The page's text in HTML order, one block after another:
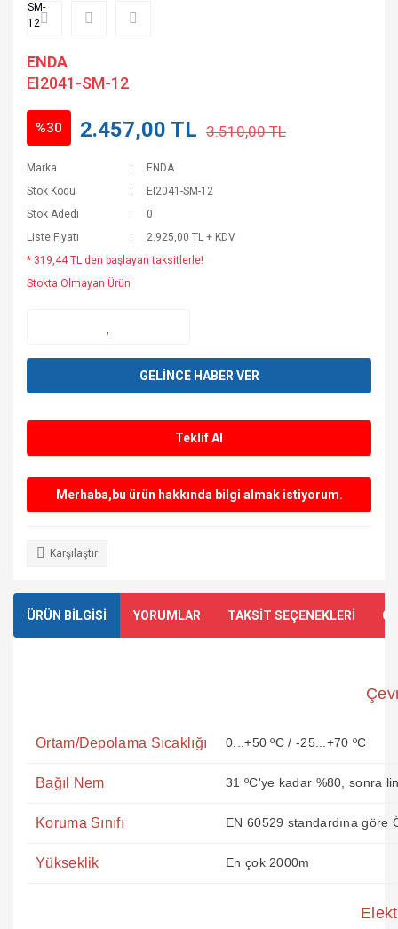
ENDA
EI2041-SM-12
%30 2.457,00 TL 3.510,00 TL
Marka
ENDA
Stok Kodu
EI2041-SM-12
Stok Adedi
0
Liste Fiyatı
2.925,00 TL + KDV
* 319,44 TL den başlayan taksitlerle!
Stokta Olmayan Ürün
GELİNCE HABER VER
Teklif Al
Merhaba,bu ürün hakkında bilgi almak istiyorum.
Karşılaştır
ÜRÜN BİLGİSİ YORUMLAR TAKSİT SEÇENEKLERİ
Ortam/Depolama Sıcaklığı 0...+50 ºC / -25...+70 ºC
Bağıl Nem 31 ºC'ye kadar %80, sonra
Koruma Sınıfı EN 60529 standardına göre
Yükseklik En çok 2000m